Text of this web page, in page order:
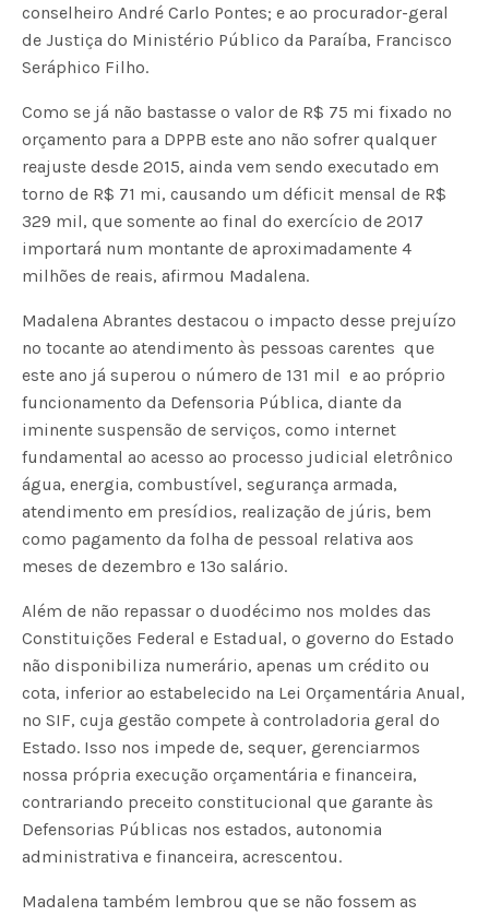
conselheiro André Carlo Pontes; e ao procurador-geral
de Justiça do Ministério Público da Paraíba, Francisco
Seráphico Filho.
Como se já não bastasse o valor de R$ 75 mi fixado no
orçamento para a DPPB este ano não sofrer qualquer
reajuste desde 2015, ainda vem sendo executado em
torno de R$ 71 mi, causando um déficit mensal de R$
329 mil, que somente ao final do exercício de 2017
importará num montante de aproximadamente 4
milhões de reais, afirmou Madalena.
Madalena Abrantes destacou o impacto desse prejuízo
no tocante ao atendimento às pessoas carentes  que
este ano já superou o número de 131 mil  e ao próprio
funcionamento da Defensoria Pública, diante da
iminente suspensão de serviços, como internet 
fundamental ao acesso ao processo judicial eletrônico 
água, energia, combustível, segurança armada,
atendimento em presídios, realização de júris, bem
como pagamento da folha de pessoal relativa aos
meses de dezembro e 13º salário.
Além de não repassar o duodécimo nos moldes das
Constituições Federal e Estadual, o governo do Estado
não disponibiliza numerário, apenas um crédito ou
cota, inferior ao estabelecido na Lei Orçamentária Anual,
no SIF, cuja gestão compete à controladoria geral do
Estado. Isso nos impede de, sequer, gerenciarmos
nossa própria execução orçamentária e financeira,
contrariando preceito constitucional que garante às
Defensorias Públicas nos estados, autonomia
administrativa e financeira, acrescentou.
Madalena também lembrou que se não fossem as